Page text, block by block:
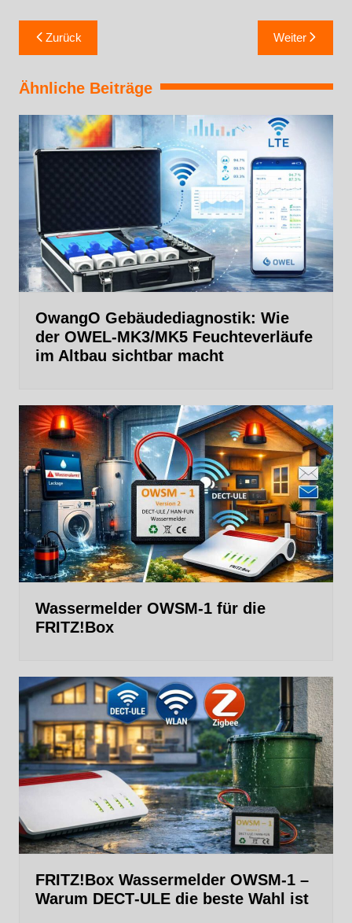
Zurück Weiter
Ähnliche Beiträge
OwangO Gebäudediagnostik: Wie
der OWEL‑MK3/MK5 Feuchteverläufe
im Altbau sichtbar macht
Wassermelder OWSM‑1 für die
FRITZ!Box
FRITZ!Box Wassermelder OWSM-1 –
Warum DECT‑ULE die beste Wahl ist